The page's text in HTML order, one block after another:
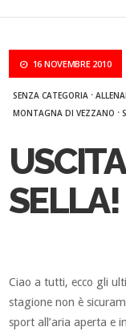
16 NOVEMBRE 2010
SENZA CATEGORIA ·
MONTAGNA DI VEZZANO ·
SELLA!
Ciao a tutti, ecco gli
stagione non è
sport all’aria aperta e